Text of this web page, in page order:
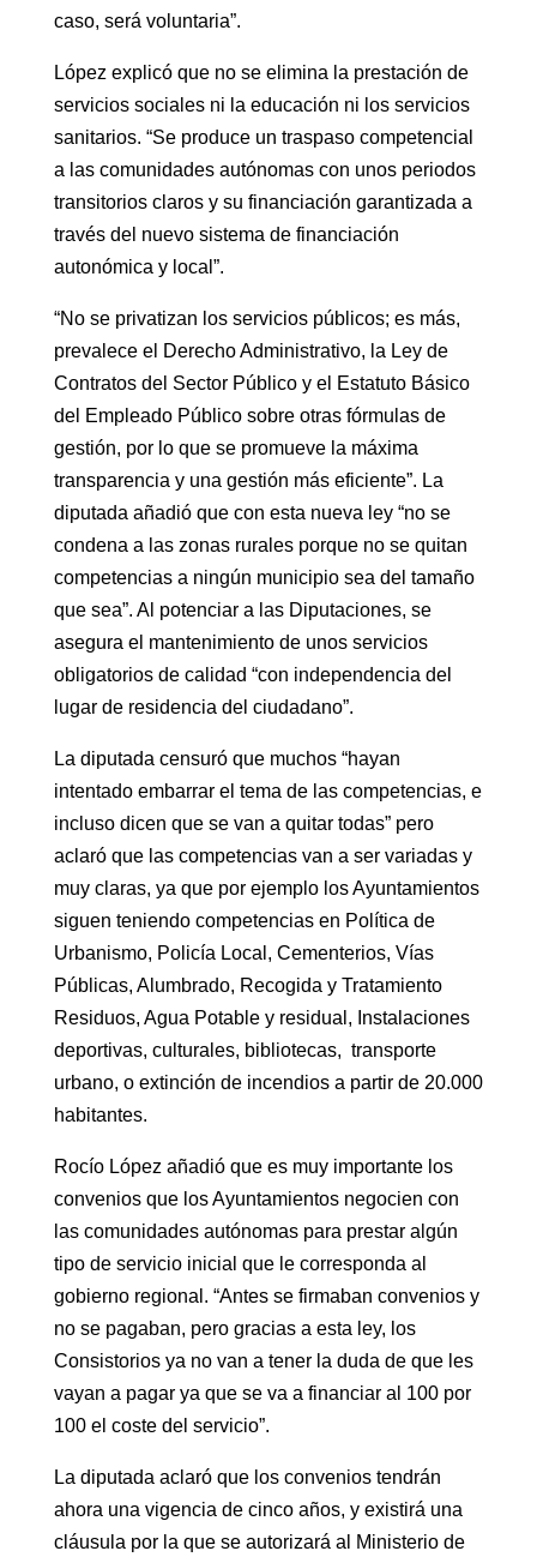
caso, será voluntaria”.
López explicó que no se elimina la prestación de
servicios sociales ni la educación ni los servicios
sanitarios. “Se produce un traspaso competencial
a las comunidades autónomas con unos periodos
transitorios claros y su financiación garantizada a
través del nuevo sistema de financiación
autonómica y local”.
“No se privatizan los servicios públicos; es más,
prevalece el Derecho Administrativo, la Ley de
Contratos del Sector Público y el Estatuto Básico
del Empleado Público sobre otras fórmulas de
gestión, por lo que se promueve la máxima
transparencia y una gestión más eficiente”. La
diputada añadió que con esta nueva ley “no se
condena a las zonas rurales porque no se quitan
competencias a ningún municipio sea del tamaño
que sea”. Al potenciar a las Diputaciones, se
asegura el mantenimiento de unos servicios
obligatorios de calidad “con independencia del
lugar de residencia del ciudadano”.
La diputada censuró que muchos “hayan
intentado embarrar el tema de las competencias, e
incluso dicen que se van a quitar todas” pero
aclaró que las competencias van a ser variadas y
muy claras, ya que por ejemplo los Ayuntamientos
siguen teniendo competencias en Política de
Urbanismo, Policía Local, Cementerios, Vías
Públicas, Alumbrado, Recogida y Tratamiento
Residuos, Agua Potable y residual, Instalaciones
deportivas, culturales, bibliotecas, transporte
urbano, o extinción de incendios a partir de 20.000
habitantes.
Rocío López añadió que es muy importante los
convenios que los Ayuntamientos negocien con
las comunidades autónomas para prestar algún
tipo de servicio inicial que le corresponda al
gobierno regional. “Antes se firmaban convenios y
no se pagaban, pero gracias a esta ley, los
Consistorios ya no van a tener la duda de que les
vayan a pagar ya que se va a financiar al 100 por
100 el coste del servicio”.
La diputada aclaró que los convenios tendrán
ahora una vigencia de cinco años, y existirá una
cláusula por la que se autorizará al Ministerio de